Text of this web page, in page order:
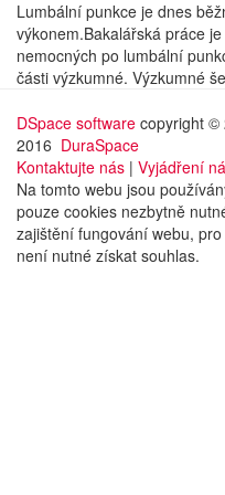
Lumbální punkce je dnes
výkonem.Bakalářská práce
nemocných po lumbální
části výzkumné. Výzkumné
DSpace software copyright ©
2016 DuraSpace
Kontaktujte nás | Vyjádření
Na tomto webu jsou
pouze cookies nezbytně
zajištění fungování webu,
není nutné získat souhlas.